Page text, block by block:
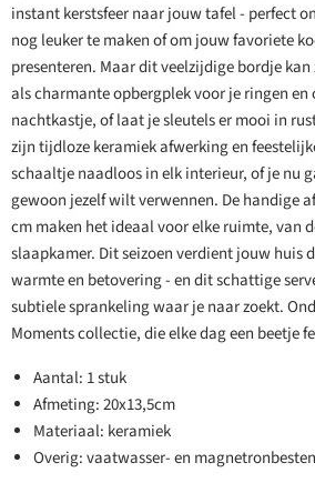
instant kerstsfeer naar jouw tafel - perfect
nog leuker te maken of om jouw favoriete
presenteren. Maar dit veelzijdige bordje
als charmante opbergplek voor je ringen en
nachtkastje, of laat je sleutels er mooi in
zijn tijdloze keramiek afwerking en
schaaltje naadloos in elk interieur, of je nu
gewoon jezelf wilt verwennen. De handige
cm maken het ideaal voor elke ruimte, van
slaapkamer. Dit seizoen verdient jouw huis
warmte en betovering - en dit schattige
subtiele sprankeling waar je naar zoekt.
Moments collectie, die elke dag een beetje
Aantal: 1 stuk
Afmeting: 20x13,5cm
Materiaal: keramiek
Overig: vaatwasser- en